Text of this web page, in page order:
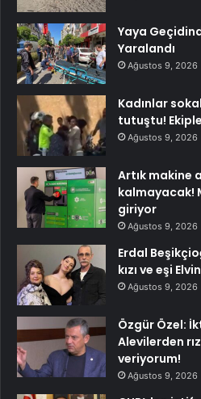
Yaya
Yaralandı
Ağustos 9, 2026
Kadınlar
tutuştu!
Ağustos 9, 2026
Artık makine
kalmayacak!
giriyor
Ağustos 9, 2026
Erdal
kızı ve eşi
Ağustos 9, 2026
Özgür Özel:
Alevilerden
veriyorum!
Ağustos 9, 2026